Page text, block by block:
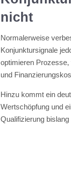
nicht
Normalerweise
Konjunktursignale
optimieren
und
Hinzu kommt ein
Wertschöpfung und
Qualifizierung